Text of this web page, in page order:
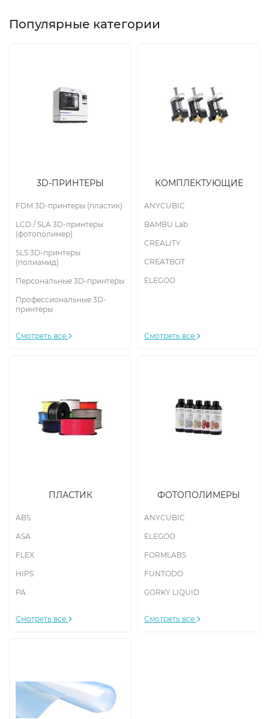
Популярные категории
3D-ПРИНТЕРЫ
FDM 3D-принтеры (пластик)
LCD / SLA 3D-принтеры
(фотополимер)
SLS 3D-принтеры
(полиамид)
Персональные 3D-принтеры
Профессиональные 3D-
принтеры
Смотреть все
КОМПЛЕКТУЮЩИЕ
ANYCUBIC
BAMBU Lab
CREALITY
CREATBOT
ELEGOO
Смотреть все
ПЛАСТИК
ABS
ASA
FLEX
HIPS
PA
Смотреть все
ФОТОПОЛИМЕРЫ
ANYCUBIC
ELEGOO
FORMLABS
FUNTODO
GORKY LIQUID
Смотреть все